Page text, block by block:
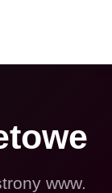
www.